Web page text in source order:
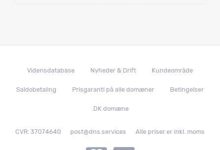
Vidensdatabase Nyheder & Drift Kundeområde
Saldobetaling Prisgaranti på alle domæner Betingelser
.DK domæne
CVR: 37074640 post@dns.services Alle priser er inkl. moms